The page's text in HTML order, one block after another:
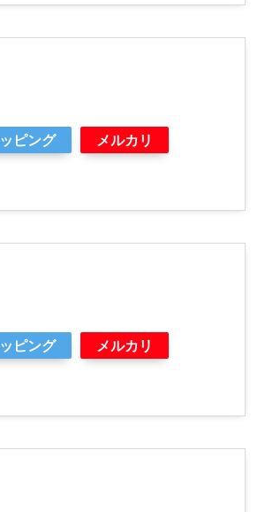
ピング メルカリ
ピング メルカリ